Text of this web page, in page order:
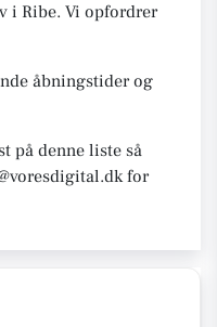
i Ribe. Vi opfordrer
åbningstider og
på denne liste så
for